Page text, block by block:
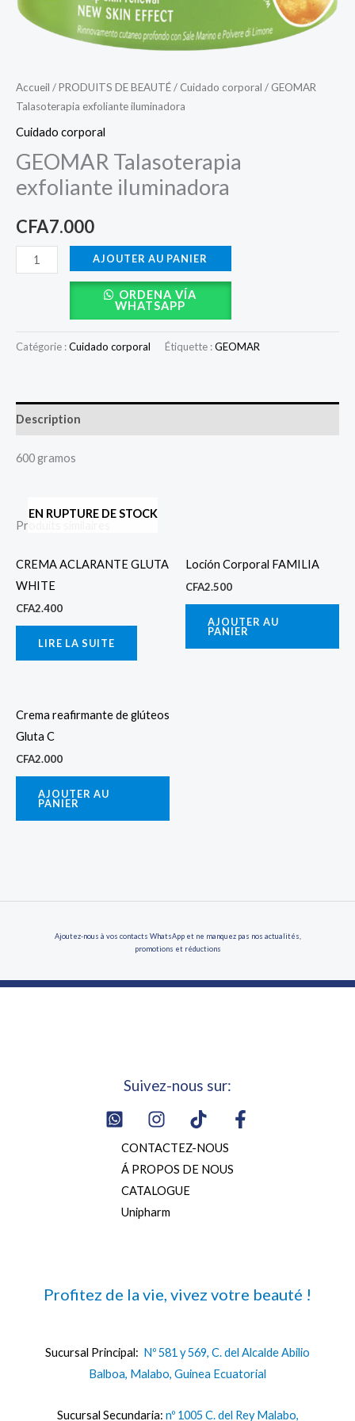
Accueil /PRODUITS DE BEAUTÉ/ Cuidado corporal / GEOMAR
Talasoterapia exfoliante iluminadora
Cuidado corporal
GEOMAR Talasoterapia
exfoliante iluminadora
CFA7.000
AJOUTER AU PANIER
ORDENA VÍA
WHATSAPP
Catégorie :Cuidado corporal Étiquette :GEOMAR
Description
600 gramos
Produits similaires
EN RUPTURE DE STOCK
CREMA ACLARANTE GLUTA
WHITE
CFA2.400
LIRE LA SUITE
Loción Corporal FAMILIA
CFA2.500
AJOUTER AU
PANIER
Crema reafirmante de glúteos
Gluta C
CFA2.000
AJOUTER AU
PANIER
Ajoutez-nous à vos contacts WhatsApp et ne manquez pas nos actualités,
promotions et réductions
Suivez-nous sur:
CONTACTEZ-NOUS
Á PROPOS DE NOUS
CATALOGUE
Unipharm
Profitez de la vie, vivez votre beauté !
Sucursal Principal: Nº 581 y 569, C. del Alcalde Abilio
Balboa, Malabo, Guinea Ecuatorial
Sucursal Secundaria: nº 1005 C. del Rey Malabo,